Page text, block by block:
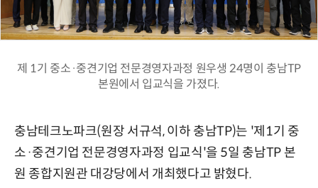
제 1기 중소·중견기업 전문경영자과정 원우생 24명이 충남TP
본원에서 입교식을 가졌다.
충남테크노파크(원장 서규석, 이하 충남TP)는 '제1기 중
소·중견기업 전문경영자과정 입교식'을 5일 충남TP 본
원 종합지원관 대강당에서 개최했다고 밝혔다.